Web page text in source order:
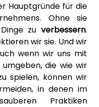
Hauptgründe für die
Ohne sie
zu verbessern.
wir sie. Und wir
wenn wir uns mit
die wie wir
spielen, können wir
in denen im
Praktiken